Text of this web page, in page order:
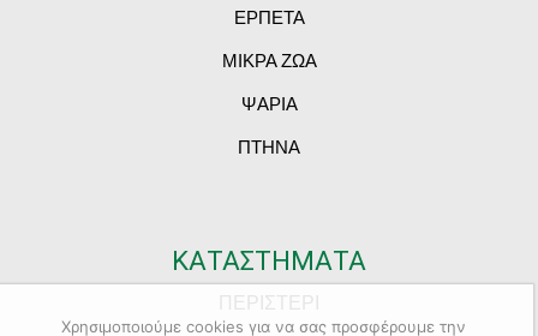
ΕΡΠΕΤΑ
ΜΙΚΡΑ ΖΩΑ
ΨΑΡΙΑ
ΠΤΗΝΑ
ΚΑΤΑΣΤΗΜΑΤΑ
Χρησιμοποιούμε cookies για να σας προσφέρουμε την